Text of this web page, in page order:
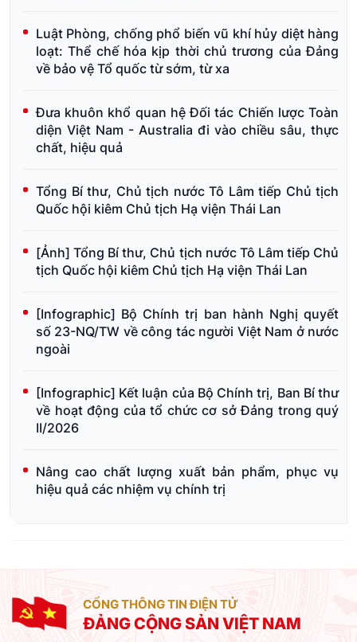
Luật Phòng, chống phổ biến vũ khí hủy diệt hàng
loạt: Thể chế hóa kịp thời chủ trương của Đảng
về bảo vệ Tổ quốc từ sớm, từ xa
Đưa khuôn khổ quan hệ Đối tác Chiến lược Toàn
diện Việt Nam - Australia đi vào chiều sâu, thực
chất, hiệu quả
Tổng Bí thư, Chủ tịch nước Tô Lâm tiếp Chủ tịch
Quốc hội kiêm Chủ tịch Hạ viện Thái Lan
[Ảnh] Tổng Bí thư, Chủ tịch nước Tô Lâm tiếp Chủ
tịch Quốc hội kiêm Chủ tịch Hạ viện Thái Lan
[Infographic] Bộ Chính trị ban hành Nghị quyết
số 23-NQ/TW về công tác người Việt Nam ở nước
ngoài
[Infographic] Kết luận của Bộ Chính trị, Ban Bí thư
về hoạt động của tổ chức cơ sở Đảng trong quý
II/2026
Nâng cao chất lượng xuất bản phẩm, phục vụ
hiệu quả các nhiệm vụ chính trị
CỔNG THÔNG TIN ĐIỆN TỬ
ĐẢNG CỘNG SẢN VIỆT NAM